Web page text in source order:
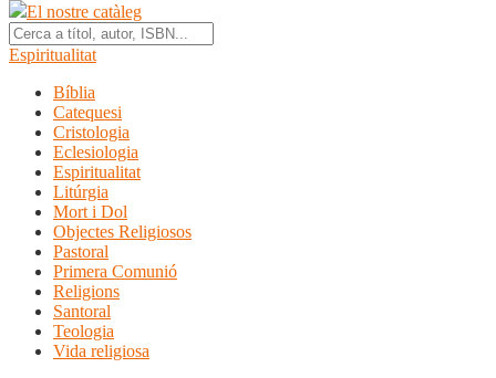
El nostre catàleg
Espiritualitat
Bíblia
Catequesi
Cristologia
Eclesiologia
Espiritualitat
Litúrgia
Mort i Dol
Objectes Religiosos
Pastoral
Primera Comunió
Religions
Santoral
Teologia
Vida religiosa